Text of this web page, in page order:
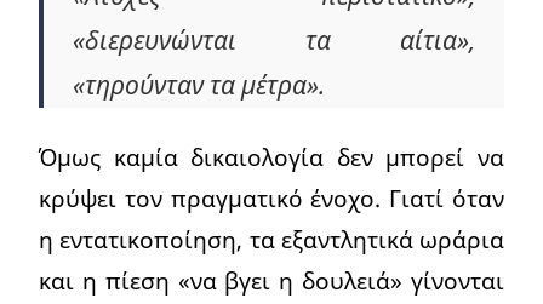
«διερευνώνται τα αίτια»,
«τηρούνταν τα μέτρα».
Όμως καμία δικαιολογία δεν μπορεί να
κρύψει τον πραγματικό ένοχο. Γιατί όταν
η εντατικοποίηση, τα εξαντλητικά ωράρια
και η πίεση «να βγει η δουλειά» γίνονται